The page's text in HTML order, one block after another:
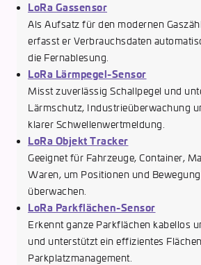
LoRa Gassensor
Als Aufsatz für den modernen
erfasst er Verbrauchsdaten
die Fernablesung.
LoRa Lärmpegel-Sensor
Misst zuverlässig Schallpegel und
Lärmschutz, Industrieüberwachung
klarer Schwellenwertmeldung.
LoRa Objekt Tracker
Geeignet für Fahrzeuge, Container,
Waren, um Positionen und
überwachen.
LoRa Parkflächen-Sensor
Erkennt ganze Parkflächen kabellos
und unterstützt ein effizientes
Parkplatzmanagement.